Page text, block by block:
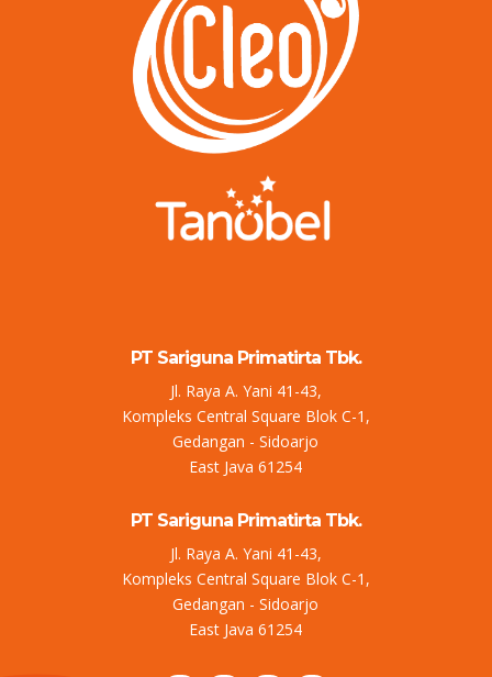
PT Sariguna Primatirta Tbk.
Jl. Raya A. Yani 41-43,
Kompleks Central Square Blok C-1,
Gedangan - Sidoarjo
East Java 61254
PT Sariguna Primatirta Tbk.
Jl. Raya A. Yani 41-43,
Kompleks Central Square Blok C-1,
Gedangan - Sidoarjo
East Java 61254